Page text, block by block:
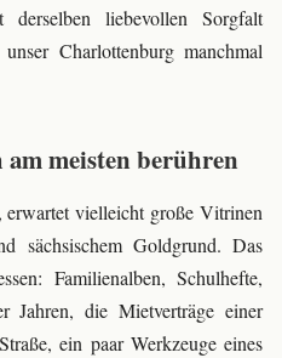
liebevollen Sorgfalt
Charlottenburg manchmal
meisten berühren
erwartet vielleicht große Vitrinen
sächsischem Goldgrund. Das
Familienalben, Schulhefte,
Jahren, die Mietverträge einer
ein paar Werkzeuge eines